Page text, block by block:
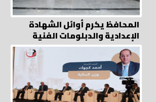
المحافظ يكرم أوائل الشهادة
الإعدادية والدبلومات الفنية